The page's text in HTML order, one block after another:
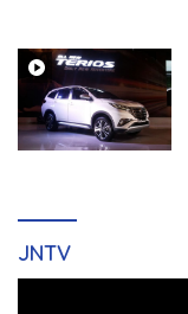
JNTV